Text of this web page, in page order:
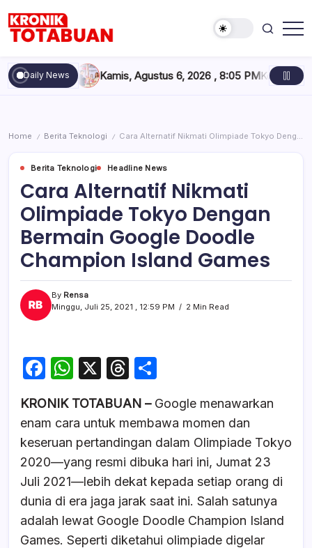
content
Totabuan
hari
ini
Kronik
Daily News
2026 Kamis, Agustus 6, 2026 , 8:05 PMKonferkab PWI
Home / Berita Teknologi / Cara Alternatif Nikmati Olimpiade Tokyo Dengan Bermain Google Doodle Champion Island Games
Berita Teknologi Headline News
Cara Alternatif Nikmati
Olimpiade Tokyo Dengan
Bermain Google Doodle
Champion Island Games
By Rensa
Minggu, Juli 25, 2021 , 12:59 PM
2 Min Read
F
c
e
b
o
o
k
W
at
s
A
p
p
X
T
e
a
d
s
ar
e
KRONIK TOTABUAN –Google menawarkan
enam cara untuk membawa momen dan
keseruan pertandingan dalam Olimpiade Tokyo
2020—yang resmi dibuka hari ini, Jumat 23
Juli 2021—lebih dekat kepada setiap orang di
dunia di era jaga jarak saat ini. Salah satunya
adalah lewat Google Doodle Champion Island
Games. Seperti diketahui olimpiade digelar